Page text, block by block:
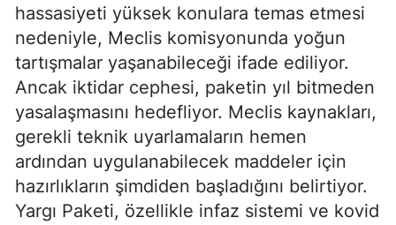
hassasiyeti yüksek konulara temas etmesi
nedeniyle, Meclis komisyonunda yoğun
tartışmalar yaşanabileceği ifade ediliyor.
Ancak iktidar cephesi, paketin yıl bitmeden
yasalaşmasını hedefliyor. Meclis kaynakları,
gerekli teknik uyarlamaların hemen
ardından uygulanabilecek maddeler için
hazırlıkların şimdiden başladığını belirtiyor.
Yargı Paketi, özellikle infaz sistemi ve kovid